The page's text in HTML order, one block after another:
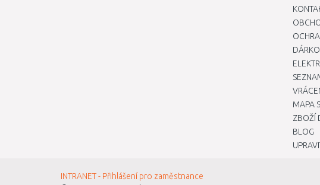
MAPA
ZBOŽÍ
BLOG
INTRANET - Přihlášení pro zaměstnance